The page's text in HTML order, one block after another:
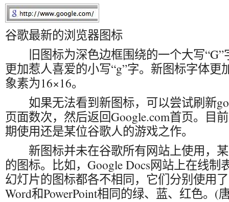
谷歌最新的浏览器图标
旧图标为深色边框围绕的一个大写“G”
更加惹人喜爱的小写“g”字。新图标字体更
象素为16×16。
如果无法看到新图标，可以尝试刷新
页面数次，然后返回Google.com首页。目
期使用还是某位谷歌人的游戏之作。
新图标并未在谷歌所有网站上使用，某
的图标。比如，Google Docs网站上在线制
幻灯片的图标都各不相同，它们分别使用
Word和PowerPoint相同的绿、蓝、红色。(